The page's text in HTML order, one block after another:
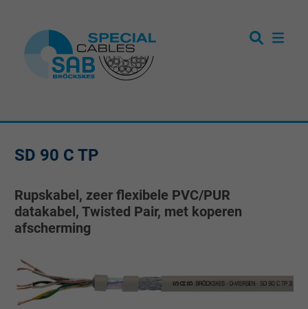
SD 90 C TP
Rupskabel, zeer flexibele PVC/PUR
datakabel, Twisted Pair, met koperen
afscherming